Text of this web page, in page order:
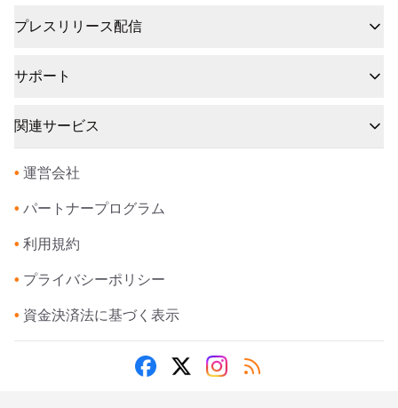
プレスリリース配信
サポート
関連サービス
• 運営会社
• パートナープログラム
• 利用規約
• プライバシーポリシー
• 資金決済法に基づく表示